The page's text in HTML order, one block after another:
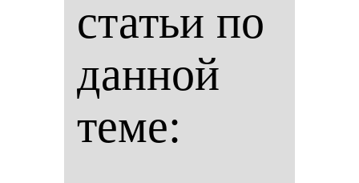
статьи по
данной
теме: